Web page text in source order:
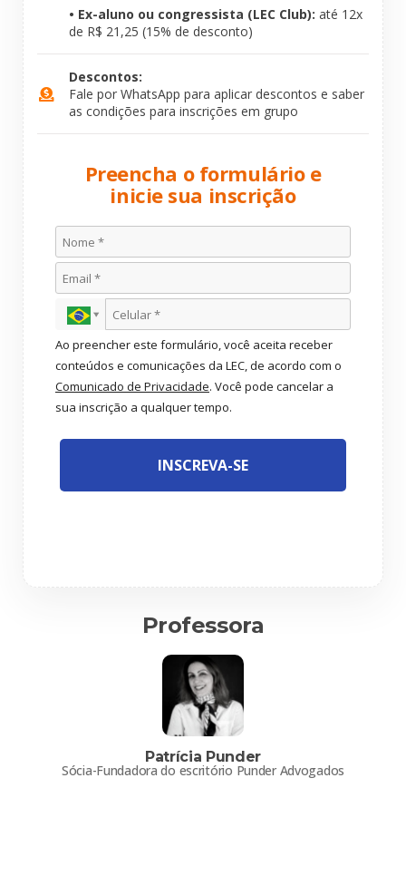
• Ex-aluno ou congressista (LEC Club): até 12x
de R$ 21,25 (15% de desconto)
Descontos:
Fale por WhatsApp para aplicar descontos e saber
as condições para inscrições em grupo
Preencha o formulário e
inicie sua inscrição
Ao preencher este formulário, você aceita receber
conteúdos e comunicações da LEC, de acordo com o
Comunicado de Privacidade. Você pode cancelar a
sua inscrição a qualquer tempo.
INSCREVA-SE
Professora
Patrícia Punder
Sócia-Fundadora do escritório Punder Advogados